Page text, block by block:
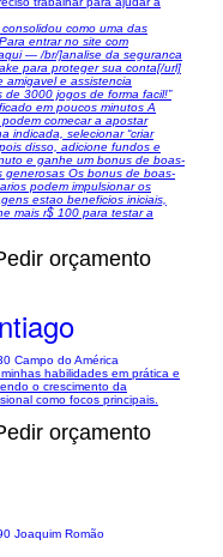
como uma das
entrar no site com
— /br/]analise da seguranca
para proteger sua conta[/url]
amigavel e assistencia
de 3000 jogos de forma facil!”
em poucos minutos A
comecar a apostar
indicada, selecionar “criar
disso, adicione fundos e
e ganhe um bonus de boas-
generosas Os bonus de boas-
podem impulsionar os
estao beneficios iniciais,
mais r$ 100 para testar a
orçamento
Campo do América
habilidades em prática e
o crescimento da
como focos principais.
orçamento
Joaquim Romão